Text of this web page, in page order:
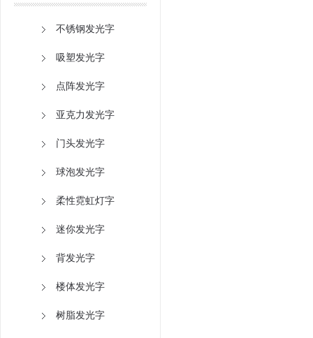
不锈钢发光字
吸塑发光字
点阵发光字
亚克力发光字
门头发光字
球泡发光字
柔性霓虹灯字
迷你发光字
背发光字
楼体发光字
树脂发光字